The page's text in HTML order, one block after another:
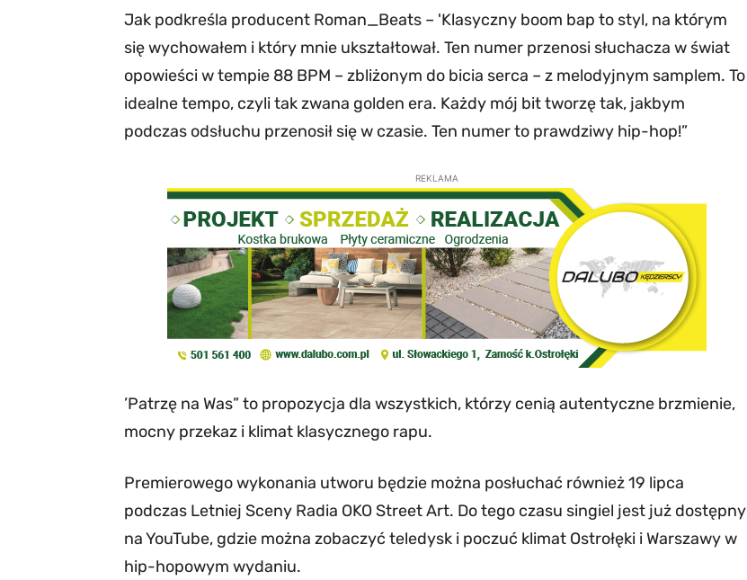
Jak podkreśla producent Roman_Beats – 'Klasyczny boom bap to styl, na którym
się wychowałem i który mnie ukształtował. Ten numer przenosi słuchacza w świat
opowieści w tempie 88 BPM – zbliżonym do bicia serca – z melodyjnym samplem. To
idealne tempo, czyli tak zwana golden era. Każdy mój bit tworzę tak, jakbym
podczas odsłuchu przenosił się w czasie. Ten numer to prawdziwy hip-hop!”
REKLAMA
’Patrzę na Was” to propozycja dla wszystkich, którzy cenią autentyczne brzmienie,
mocny przekaz i klimat klasycznego rapu.
Premierowego wykonania utworu będzie można posłuchać również 19 lipca
podczas Letniej Sceny Radia OKO Street Art. Do tego czasu singiel jest już dostępny
na YouTube, gdzie można zobaczyć teledysk i poczuć klimat Ostrołęki i Warszawy w
hip-hopowym wydaniu.